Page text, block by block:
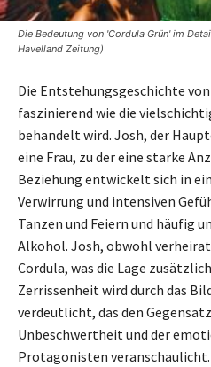
Die Bedeutung von 'Cordula Grün' im
Havelland Zeitung)
Die Entstehungsgeschichte
faszinierend wie die
behandelt wird. Josh, der
eine Frau, zu der eine starke
Beziehung entwickelt sich in
Verwirrung und intensiven
Tanzen und Feiern und häufig
Alkohol. Josh, obwohl
Cordula, was die Lage
Zerrissenheit wird durch das
verdeutlicht, das den
Unbeschwertheit und der
Protagonisten